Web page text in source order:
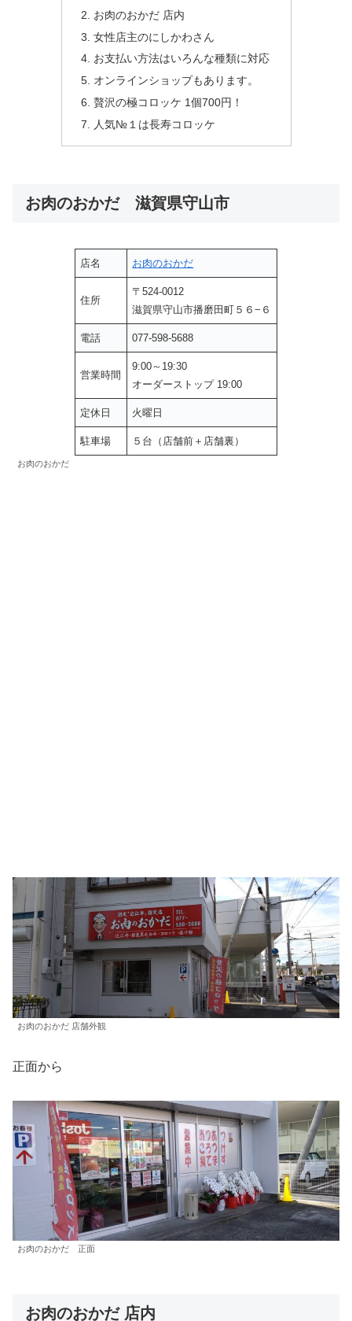
お肉のおかだ 店内
女性店主のにしかわさん
お支払い方法はいろんな種類に対応
オンラインショップもあります。
贅沢の極コロッケ 1個700円！
人気№１は長寿コロッケ
お肉のおかだ 滋賀県守山市
店名 お肉のおかだ
住所
〒524-0012
滋賀県守山市播磨田町５６−６
電話 077-598-5688
営業時間
9:00～19:30
オーダーストップ 19:00
定休日 火曜日
駐車場 ５台（店舗前＋店舗裏）
お肉のおかだ
お肉のおかだ 店舗外観
正面から
お肉のおかだ 正面
お肉のおかだ 店内